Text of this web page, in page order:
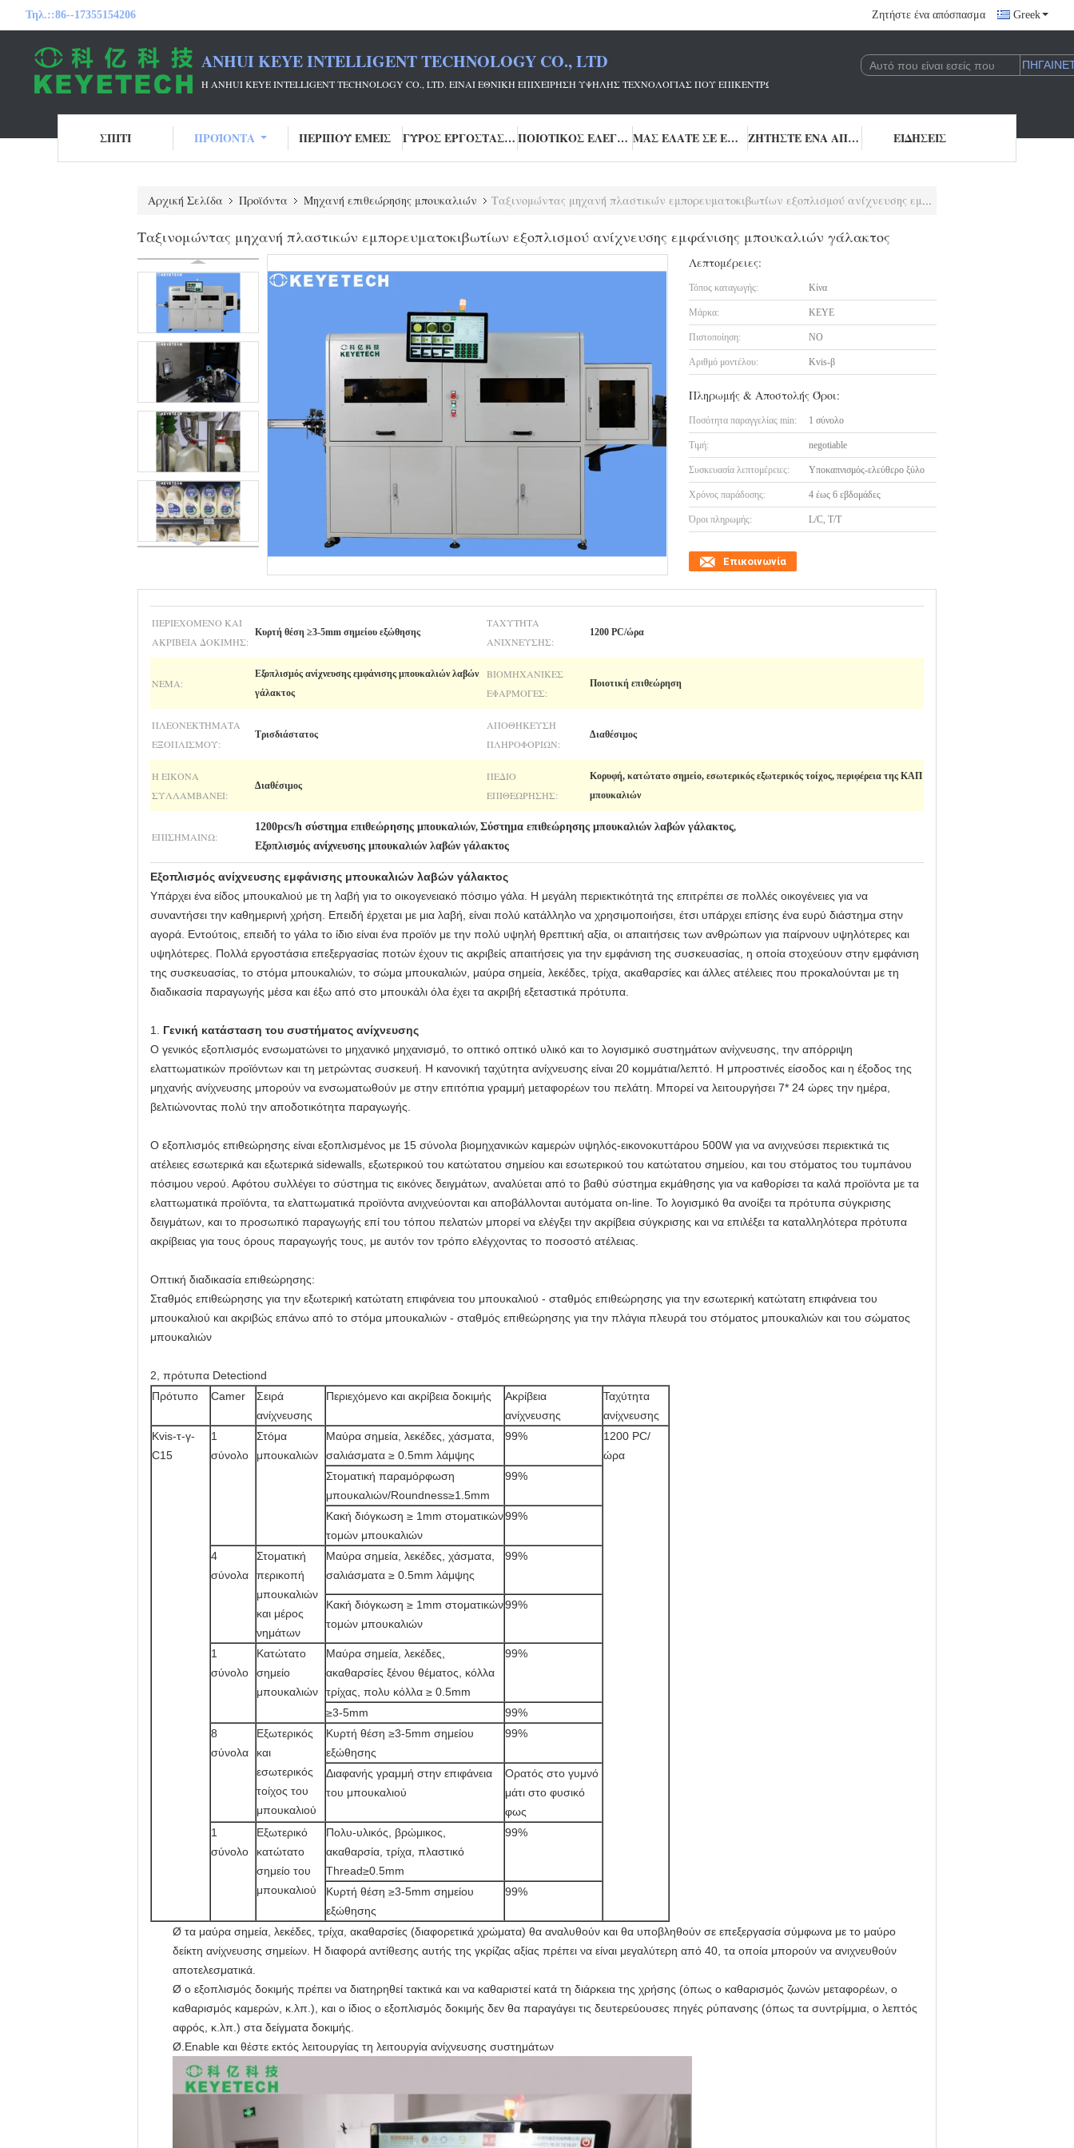
Τηλ.::86--17355154206 Ζητήστε ένα απόσπασμα Greek
ANHUI KEYE INTELLIGENT TECHNOLOGY CO., LTD
Η ANHUI KEYE INTELLIGENT TECHNOLOGY CO., LTD. ΕΊΝΑΙ ΕΘΝΙΚΉ ΕΠΙΧΕΊΡΗΣΗ ΥΨΗΛΉΣ ΤΕΧΝΟΛΟΓΊΑΣ ΠΟΥ ΕΠΙΚΕΝΤΡΏΝΕΤΑΙ ΣΤΗΝ ΈΡΕΥΝΑ ΚΑΙ ΑΝΆΠΤΥΞΗ ΚΑΙ ΤΗΝ
ΣΠΊΤΙ ΠΡΟΪΌΝΤΑ ΠΕΡΊΠΟΥ ΕΜΕΊΣ ΓΎΡΟΣ ΕΡΓΟΣΤΑΣΊΩΝ ΠΟΙΟΤΙΚΌΣ ΈΛΕΓΧΟΣ ΜΑΣ ΕΛΆΤΕ ΣΕ ΕΠΑΦΉ ΜΕ ΖΗΤΉΣΤΕ ΈΝΑ ΑΠΌΣΠΑΣΜΑ ΕΙΔΉΣΕΙΣ
Αρχική Σελίδα Προϊόντα Μηχανή επιθεώρησης μπουκαλιών Ταξινομώντας μηχανή πλαστικών εμπορευματοκιβωτίων εξοπλισμού ανίχνευσης εμφάνισης μπουκαλιών γάλακτος
Ταξινομώντας μηχανή πλαστικών εμπορευματοκιβωτίων εξοπλισμού ανίχνευσης εμφάνισης μπουκαλιών γάλακτος
Λεπτομέρειες:
Τόπος καταγωγής: Κίνα
Μάρκα: KEYE
Πιστοποίηση: NO
Αριθμό μοντέλου: Kvis-β
Πληρωμής & Αποστολής Όροι:
Ποσότητα παραγγελίας min: 1 σύνολο
Τιμή: negotiable
Συσκευασία λεπτομέρειες: Υποκαπνισμός-ελεύθερο ξύλο
Χρόνος παράδοσης: 4 έως 6 εβδομάδες
Όροι πληρωμής: L/C, T/T
Επικοινωνία
ΠΕΡΙΕΧΌΜΕΝΟ ΚΑΙ
ΑΚΡΊΒΕΙΑ ΔΟΚΙΜΉΣ:
Κυρτή θέση ≥3-5mm σημείου εξώθησης
ΤΑΧΎΤΗΤΑ
ΑΝΊΧΝΕΥΣΗΣ:
1200 PC/ώρα
NEMA:
Εξοπλισμός ανίχνευσης εμφάνισης μπουκαλιών λαβών
γάλακτος
ΒΙΟΜΗΧΑΝΙΚΈΣ
ΕΦΑΡΜΟΓΈΣ:
Ποιοτική επιθεώρηση
ΠΛΕΟΝΕΚΤΉΜΑΤΑ
ΕΞΟΠΛΙΣΜΟΎ:
Τρισδιάστατος
ΑΠΟΘΉΚΕΥΣΗ
ΠΛΗΡΟΦΟΡΙΏΝ:
Διαθέσιμος
Η ΕΙΚΌΝΑ
ΣΥΛΛΑΜΒΆΝΕΙ:
Διαθέσιμος
ΠΕΔΊΟ
ΕΠΙΘΕΏΡΗΣΗΣ:
Κορυφή, κατώτατο σημείο, εσωτερικός εξωτερικός τοίχος, περιφέρεια της ΚΑΠ
μπουκαλιών
ΕΠΙΣΗΜΑΊΝΩ:
1200pcs/h σύστημα επιθεώρησης μπουκαλιών, Σύστημα επιθεώρησης μπουκαλιών λαβών γάλακτος,
Εξοπλισμός ανίχνευσης μπουκαλιών λαβών γάλακτος
Εξοπλισμός ανίχνευσης εμφάνισης μπουκαλιών λαβών γάλακτος
Υπάρχει ένα είδος μπουκαλιού με τη λαβή για το οικογενειακό πόσιμο γάλα. Η μεγάλη περιεκτικότητά της επιτρέπει σε πολλές οικογένειες για να
συναντήσει την καθημερινή χρήση. Επειδή έρχεται με μια λαβή, είναι πολύ κατάλληλο να χρησιμοποιήσει, έτσι υπάρχει επίσης ένα ευρύ διάστημα στην
αγορά. Εντούτοις, επειδή το γάλα το ίδιο είναι ένα προϊόν με την πολύ υψηλή θρεπτική αξία, οι απαιτήσεις των ανθρώπων για παίρνουν υψηλότερες και
υψηλότερες. Πολλά εργοστάσια επεξεργασίας ποτών έχουν τις ακριβείς απαιτήσεις για την εμφάνιση της συσκευασίας, η οποία στοχεύουν στην εμφάνιση
της συσκευασίας, το στόμα μπουκαλιών, το σώμα μπουκαλιών, μαύρα σημεία, λεκέδες, τρίχα, ακαθαρσίες και άλλες ατέλειες που προκαλούνται με τη
διαδικασία παραγωγής μέσα και έξω από στο μπουκάλι όλα έχει τα ακριβή εξεταστικά πρότυπα.
1. Γενική κατάσταση του συστήματος ανίχνευσης
Ο γενικός εξοπλισμός ενσωματώνει το μηχανικό μηχανισμό, το οπτικό οπτικό υλικό και το λογισμικό συστημάτων ανίχνευσης, την απόρριψη
ελαττωματικών προϊόντων και τη μετρώντας συσκευή. Η κανονική ταχύτητα ανίχνευσης είναι 20 κομμάτια/λεπτό. Η μπροστινές είσοδος και η έξοδος της
μηχανής ανίχνευσης μπορούν να ενσωματωθούν με στην επιτόπια γραμμή μεταφορέων του πελάτη. Μπορεί να λειτουργήσει 7* 24 ώρες την ημέρα,
βελτιώνοντας πολύ την αποδοτικότητα παραγωγής.
Ο εξοπλισμός επιθεώρησης είναι εξοπλισμένος με 15 σύνολα βιομηχανικών καμερών υψηλός-εικονοκυττάρου 500W για να ανιχνεύσει περιεκτικά τις
ατέλειες εσωτερικά και εξωτερικά sidewalls, εξωτερικού του κατώτατου σημείου και εσωτερικού του κατώτατου σημείου, και του στόματος του τυμπάνου
πόσιμου νερού. Αφότου συλλέγει το σύστημα τις εικόνες δειγμάτων, αναλύεται από το βαθύ σύστημα εκμάθησης για να καθορίσει τα καλά προϊόντα με τα
ελαττωματικά προϊόντα, τα ελαττωματικά προϊόντα ανιχνεύονται και αποβάλλονται αυτόματα on-line. Το λογισμικό θα ανοίξει τα πρότυπα σύγκρισης
δειγμάτων, και το προσωπικό παραγωγής επί του τόπου πελατών μπορεί να ελέγξει την ακρίβεια σύγκρισης και να επιλέξει τα καταλληλότερα πρότυπα
ακρίβειας για τους όρους παραγωγής τους, με αυτόν τον τρόπο ελέγχοντας το ποσοστό ατέλειας.
Οπτική διαδικασία επιθεώρησης:
Σταθμός επιθεώρησης για την εξωτερική κατώτατη επιφάνεια του μπουκαλιού - σταθμός επιθεώρησης για την εσωτερική κατώτατη επιφάνεια του
μπουκαλιού και ακριβώς επάνω από το στόμα μπουκαλιών - σταθμός επιθεώρησης για την πλάγια πλευρά του στόματος μπουκαλιών και του σώματος
μπουκαλιών
2, πρότυπα Detectiond
Πρότυπο
Camer
Σειρά
ανίχνευσης
Περιεχόμενο και ακρίβεια δοκιμής
Ακρίβεια
ανίχνευσης
Ταχύτητα
ανίχνευσης
Kvis-τ-γ-
C15
1
σύνολο
Στόμα
μπουκαλιών
Μαύρα σημεία, λεκέδες, χάσματα,
σαλιάσματα ≥ 0.5mm λάμψης
99%
1200 PC/
ώρα
Στοματική παραμόρφωση
μπουκαλιών/Roundness≥1.5mm
99%
Κακή διόγκωση ≥ 1mm στοματικών
τομών μπουκαλιών
99%
4
σύνολα
Στοματική
περικοπή
μπουκαλιών
και μέρος
νημάτων
Μαύρα σημεία, λεκέδες, χάσματα,
σαλιάσματα ≥ 0.5mm λάμψης
99%
Κακή διόγκωση ≥ 1mm στοματικών
τομών μπουκαλιών
99%
1
σύνολο
Κατώτατο
σημείο
μπουκαλιών
Μαύρα σημεία, λεκέδες,
ακαθαρσίες ξένου θέματος, κόλλα
τρίχας, πολυ κόλλα ≥ 0.5mm
99%
≥3-5mm
99%
8
σύνολα
Εξωτερικός
και
εσωτερικός
τοίχος του
μπουκαλιού
Κυρτή θέση ≥3-5mm σημείου
εξώθησης
99%
Διαφανής γραμμή στην επιφάνεια
του μπουκαλιού
Ορατός στο γυμνό
μάτι στο φυσικό
φως
1
σύνολο
Εξωτερικό
κατώτατο
σημείο του
μπουκαλιού
Πολυ-υλικός, βρώμικος,
ακαθαρσία, τρίχα, πλαστικό
Thread≥0.5mm
99%
Κυρτή θέση ≥3-5mm σημείου
εξώθησης
99%
Ø τα μαύρα σημεία, λεκέδες, τρίχα, ακαθαρσίες (διαφορετικά χρώματα) θα αναλυθούν και θα υποβληθούν σε επεξεργασία σύμφωνα με το μαύρο
δείκτη ανίχνευσης σημείων. Η διαφορά αντίθεσης αυτής της γκρίζας αξίας πρέπει να είναι μεγαλύτερη από 40, τα οποία μπορούν να ανιχνευθούν
αποτελεσματικά.
Ø ο εξοπλισμός δοκιμής πρέπει να διατηρηθεί τακτικά και να καθαριστεί κατά τη διάρκεια της χρήσης (όπως ο καθαρισμός ζωνών μεταφορέων, ο
καθαρισμός καμερών, κ.λπ.), και ο ίδιος ο εξοπλισμός δοκιμής δεν θα παραγάγει τις δευτερεύουσες πηγές ρύπανσης (όπως τα συντρίμμια, ο λεπτός
αφρός, κ.λπ.) στα δείγματα δοκιμής.
Ø.Enable και θέστε εκτός λειτουργίας τη λειτουργία ανίχνευσης συστημάτων